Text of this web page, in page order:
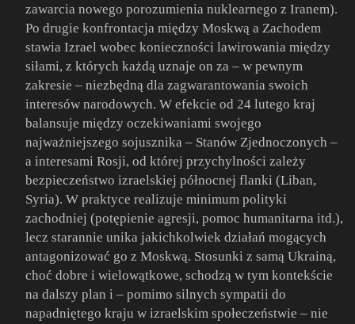
zawarcia nowego porozumienia nuklearnego z Iranem).
Po drugie konfrontacja między Moskwą a Zachodem
stawia Izrael wobec konieczności lawirowania między
siłami, z których każdą uznaje on za – w pewnym
zakresie – niezbędną dla zagwarantowania swoich
interesów narodowych. W efekcie od 24 lutego kraj
balansuje między oczekiwaniami swojego
najważniejszego sojusznika – Stanów Zjednoczonych –
a interesami Rosji, od której przychylności zależy
bezpieczeństwo izraelskiej północnej flanki (Liban,
Syria). W praktyce realizuje minimum polityki
zachodniej (potępienie agresji, pomoc humanitarna itd.),
lecz starannie unika jakichkolwiek działań mogących
antagonizować go z Moskwą. Stosunki z samą Ukrainą,
choć dobre i wielowątkowe, schodzą w tym kontekście
na dalszy plan i – pomimo silnych sympatii do
napadniętego kraju w izraelskim społeczeństwie – nie